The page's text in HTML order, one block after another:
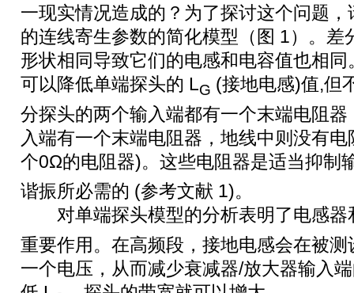
一现实情况造成的？为了探讨这个问题
的连线寄生参数的简化模型（图 1）。差
形状相同导致它们的电感和电容值也相
可以降低单端探头的 LG (接地电感)值,但
分探头的两个输入端都有一个末端电阻
入端有一个末端电阻器，地线中则没有
个0Ω的电阻器)。这些电阻器是适当抑制
谐振所必需的 (参考文献 1)。
对单端探头模型的分析表明了电感器
重要作用。在高频段，接地电感会在被
一个电压，从而减少衰减器/放大器输入